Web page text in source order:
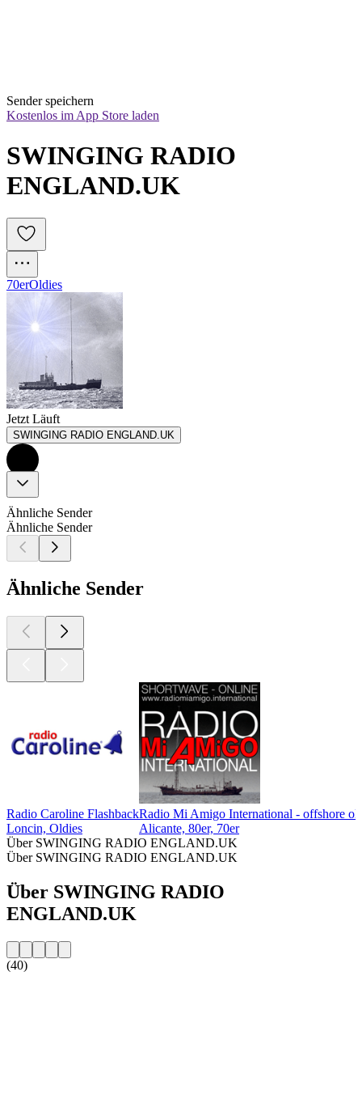
Sender speichern
Kostenlos im App Store laden
SWINGING RADIO
70erOldies
Jetzt Läuft
SWINGING RADIO ENGLAND.UK
Ähnliche Sender
Ähnliche Sender
Ähnliche Sender
Radio Caroline Flashback
Loncin, Oldies
Radio Mi Amigo International - offshore
Alicante, 80er, 70er
Über SWINGING RADIO ENGLAND.UK
Über SWINGING RADIO ENGLAND.UK
Über SWINGING RADIO
ENGLAND.UK
(40)